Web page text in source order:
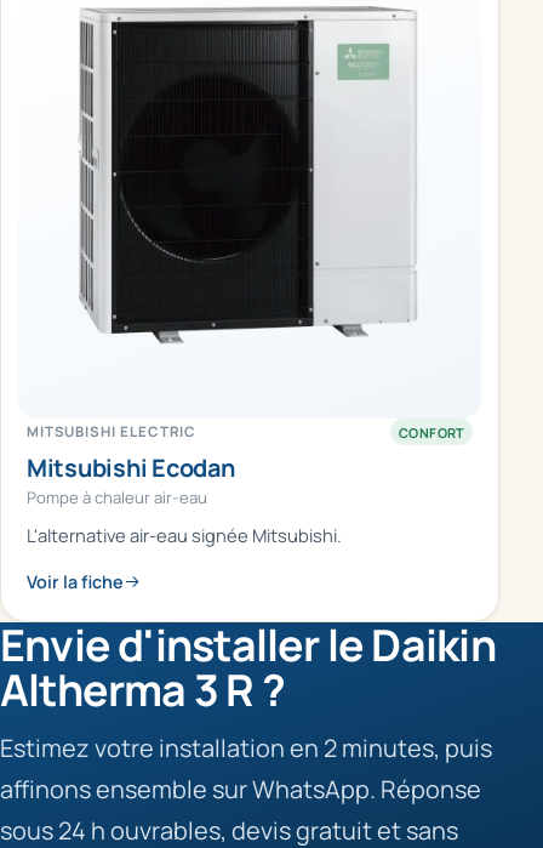
MITSUBISHI ELECTRIC CONFORT
Mitsubishi Ecodan
Pompe à chaleur air-eau
L'alternative air-eau signée Mitsubishi.
Voir la fiche
Envie d'installer le Daikin
Altherma 3 R ?
Estimez votre installation en 2 minutes, puis
affinons ensemble sur WhatsApp. Réponse
sous 24 h ouvrables, devis gratuit et sans